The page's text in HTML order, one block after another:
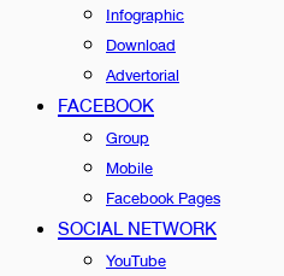
Infographic
Download
Advertorial
FACEBOOK
Group
Mobile
Facebook Pages
SOCIAL NETWORK
YouTube